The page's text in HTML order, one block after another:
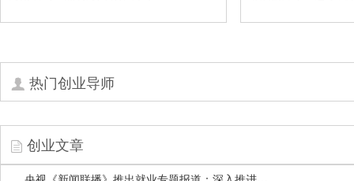
热门创业导师
创业文章